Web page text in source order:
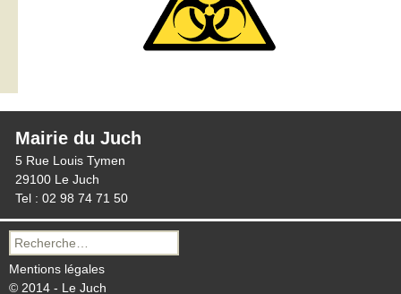
Mairie du Juch
5 Rue Louis Tymen
29100 Le Juch
Tel : 02 98 74 71 50
Recherche
pour :
Mentions légales
© 2014 - Le Juch